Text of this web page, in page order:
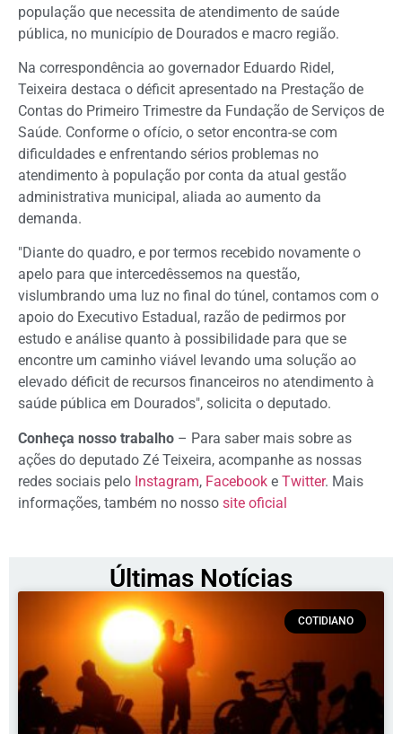
população que necessita de atendimento de saúde
pública, no município de Dourados e macro região.
Na correspondência ao governador Eduardo Ridel,
Teixeira destaca o déficit apresentado na Prestação de
Contas do Primeiro Trimestre da Fundação de Serviços de
Saúde. Conforme o ofício, o setor encontra-se com
dificuldades e enfrentando sérios problemas no
atendimento à população por conta da atual gestão
administrativa municipal, aliada ao aumento da
demanda.
"Diante do quadro, e por termos recebido novamente o
apelo para que intercedêssemos na questão,
vislumbrando uma luz no final do túnel, contamos com o
apoio do Executivo Estadual, razão de pedirmos por
estudo e análise quanto à possibilidade para que se
encontre um caminho viável levando uma solução ao
elevado déficit de recursos financeiros no atendimento à
saúde pública em Dourados", solicita o deputado.
Conheça nosso trabalho – Para saber mais sobre as
ações do deputado Zé Teixeira, acompanhe as nossas
redes sociais pelo Instagram, Facebook e Twitter. Mais
informações, também no nosso site oficial
Últimas Notícias
COTIDIANO